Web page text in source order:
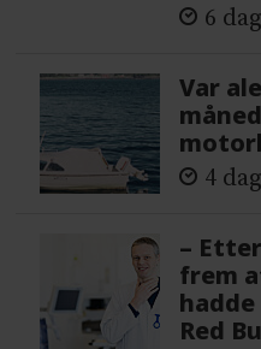
6
Var
4
–
frem
Red